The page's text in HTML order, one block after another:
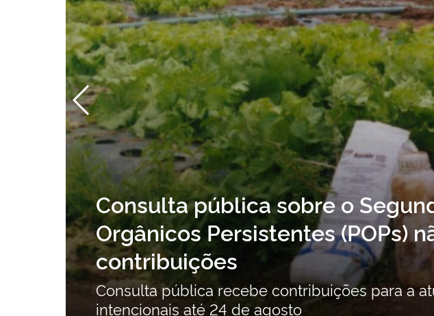
Consulta pública sobre o
Orgânicos Persistentes (POPs)
contribuições